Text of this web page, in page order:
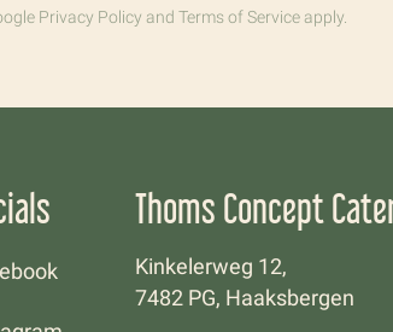
Privacy Policy and Terms of Serviceapply.
Thoms Concept
Kinkelerweg 12,
7482 PG, Haaksbergen